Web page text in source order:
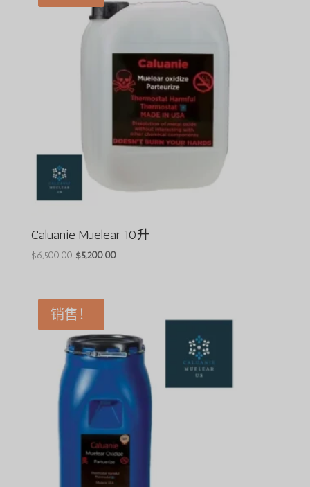
$1,560.00。
Caluanie Muelear 10升
$6,500.00 原
$6,500.00。
$5,200.00目
$5,200.00。
销售！